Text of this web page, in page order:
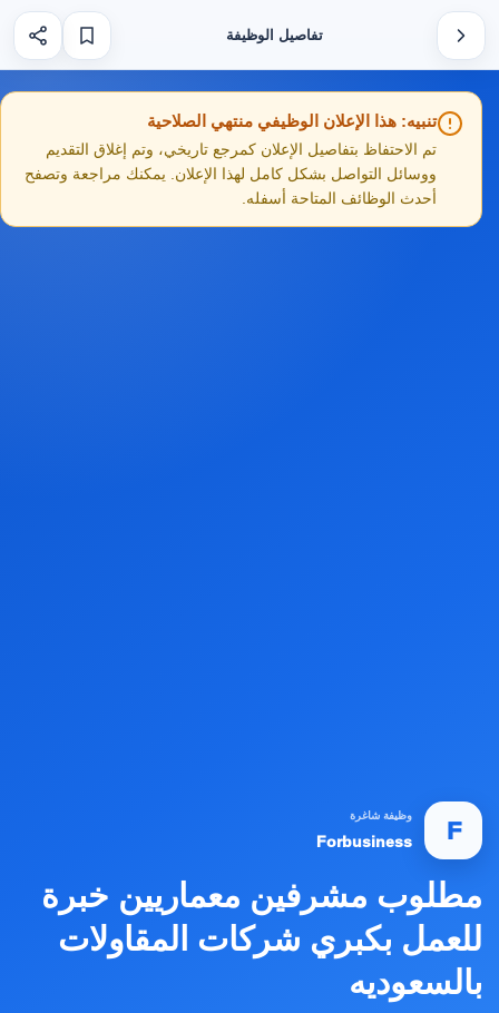
تفاصيل الوظيفة
تنبيه: هذا الإعلان الوظيفي منتهي الصلاحية
تم الاحتفاظ بتفاصيل الإعلان كمرجع تاريخي، وتم إغلاق التقديم
ووسائل التواصل بشكل كامل لهذا الإعلان. يمكنك مراجعة وتصفح
أحدث الوظائف المتاحة أسفله.
F
وظيفة شاغرة
Forbusiness
مطلوب مشرفين معماريين خبرة
للعمل بكبري شركات المقاولات
بالسعوديه